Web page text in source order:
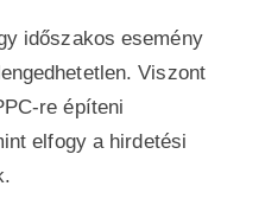
időszakos esemény
Viszont
re építeni
elfogy a hirdetési